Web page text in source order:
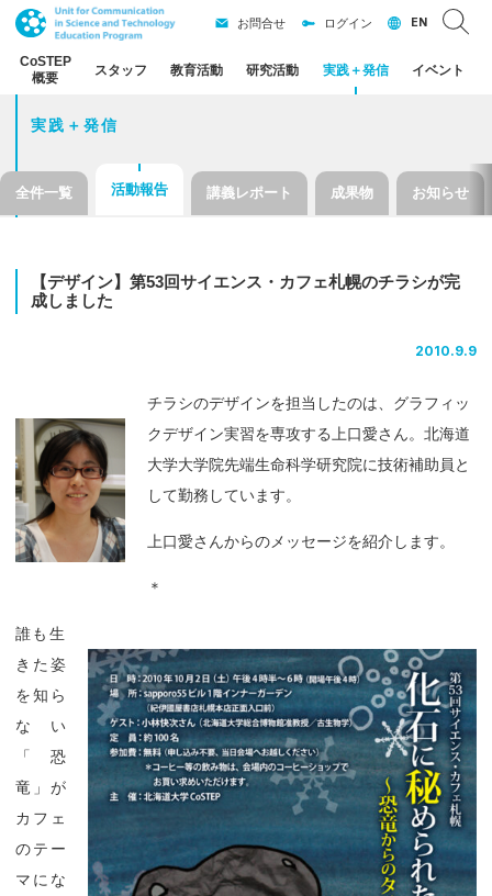
CoSTEP
概要
スタッフ 教育活動 研究活動 実践＋発信 イベント
お問合せ ログイン EN
実践＋発信
全件一覧 活動報告 講義レポート 成果物 お知らせ
【デザイン】 第53回サイエンス ・ カフェ札幌のチラシが完
成しました
2010.9.9
チラシのデザインを担当したのは、グラフィッ
クデザイン実習を専攻する上口愛さん。北海道
大学大学院先端生命科学研究院に技術補助員と
して勤務しています。
上口愛さんからのメッセージを紹介します。
＊
誰も生
きた姿
を知ら
ない
「恐
竜」が
カフェ
のテー
マにな